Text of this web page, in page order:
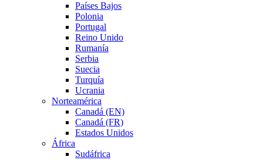
Países Bajos
Polonia
Portugal
Reino Unido
Rumanía
Serbia
Suecia
Turquía
Ucrania
Norteamérica
Canadá (EN)
Canadá (FR)
Estados Unidos
África
Sudáfrica